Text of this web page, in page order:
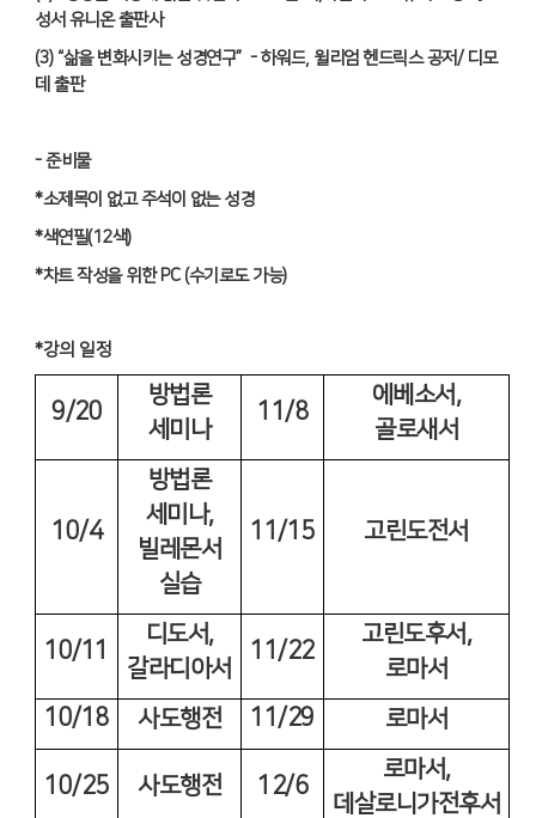
성서 유니온 출판사
(3) “삶을 변화시키는 성경연구” -하워드, 윌리엄 헨드릭스 공저/ 디모
데 출판
-준비물
*소제목이 없고 주석이 없는 성경
*색연필(12색)
*차트 작성을 위한 PC (수기로도 가능)
*강의 일정
9/20
방법론
세미나
11/8
에베소서,
골로새서
10/4
방법론
세미나,
빌레몬서
실습
11/15 고린도전서
10/11
디도서,
갈라디아서
11/22
고린도후서,
로마서
10/18
사도행전 11/29 로마서
10/25 사도행전 12/6
로마서,
데살로니가전후서